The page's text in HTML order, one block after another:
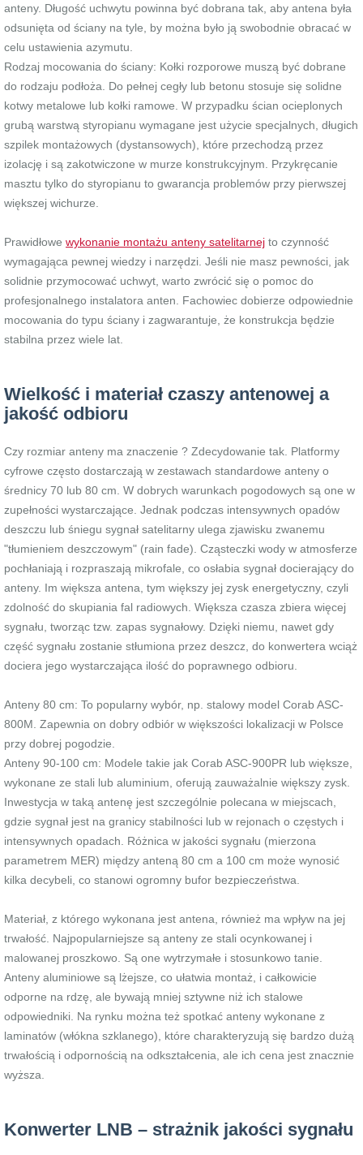
anteny. Długość uchwytu powinna być dobrana tak, aby antena była
odsunięta od ściany na tyle, by można było ją swobodnie obracać w
celu ustawienia azymutu.
Rodzaj mocowania do ściany: Kołki rozporowe muszą być dobrane
do rodzaju podłoża. Do pełnej cegły lub betonu stosuje się solidne
kotwy metalowe lub kołki ramowe. W przypadku ścian ocieplonych
grubą warstwą styropianu wymagane jest użycie specjalnych, długich
szpilek montażowych (dystansowych), które przechodzą przez
izolację i są zakotwiczone w murze konstrukcyjnym. Przykręcanie
masztu tylko do styropianu to gwarancja problemów przy pierwszej
większej wichurze.
Prawidłowe wykonanie montażu anteny satelitarnej to czynność
wymagająca pewnej wiedzy i narzędzi. Jeśli nie masz pewności, jak
solidnie przymocować uchwyt, warto zwrócić się o pomoc do
profesjonalnego instalatora anten. Fachowiec dobierze odpowiednie
mocowania do typu ściany i zagwarantuje, że konstrukcja będzie
stabilna przez wiele lat.
Wielkość i materiał czaszy antenowej a
jakość odbioru
Czy rozmiar anteny ma znaczenie ? Zdecydowanie tak. Platformy
cyfrowe często dostarczają w zestawach standardowe anteny o
średnicy 70 lub 80 cm. W dobrych warunkach pogodowych są one w
zupełności wystarczające. Jednak podczas intensywnych opadów
deszczu lub śniegu sygnał satelitarny ulega zjawisku zwanemu
"tłumieniem deszczowym" (rain fade). Cząsteczki wody w atmosferze
pochłaniają i rozpraszają mikrofale, co osłabia sygnał docierający do
anteny. Im większa antena, tym większy jej zysk energetyczny, czyli
zdolność do skupiania fal radiowych. Większa czasza zbiera więcej
sygnału, tworząc tzw. zapas sygnałowy. Dzięki niemu, nawet gdy
część sygnału zostanie stłumiona przez deszcz, do konwertera wciąż
dociera jego wystarczająca ilość do poprawnego odbioru.
Anteny 80 cm: To popularny wybór, np. stalowy model Corab ASC-
800M. Zapewnia on dobry odbiór w większości lokalizacji w Polsce
przy dobrej pogodzie.
Anteny 90-100 cm: Modele takie jak Corab ASC-900PR lub większe,
wykonane ze stali lub aluminium, oferują zauważalnie większy zysk.
Inwestycja w taką antenę jest szczególnie polecana w miejscach,
gdzie sygnał jest na granicy stabilności lub w rejonach o częstych i
intensywnych opadach. Różnica w jakości sygnału (mierzona
parametrem MER) między anteną 80 cm a 100 cm może wynosić
kilka decybeli, co stanowi ogromny bufor bezpieczeństwa.
Materiał, z którego wykonana jest antena, również ma wpływ na jej
trwałość. Najpopularniejsze są anteny ze stali ocynkowanej i
malowanej proszkowo. Są one wytrzymałe i stosunkowo tanie.
Anteny aluminiowe są lżejsze, co ułatwia montaż, i całkowicie
odporne na rdzę, ale bywają mniej sztywne niż ich stalowe
odpowiedniki. Na rynku można też spotkać anteny wykonane z
laminatów (włókna szklanego), które charakteryzują się bardzo dużą
trwałością i odpornością na odkształcenia, ale ich cena jest znacznie
wyższa.
Konwerter LNB – strażnik jakości sygnału